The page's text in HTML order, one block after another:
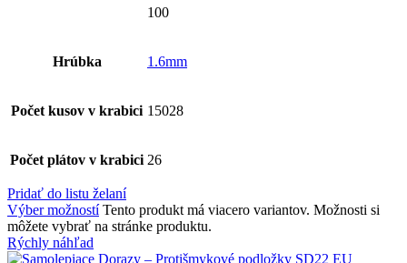
100
Hrúbka 1.6mm
Počet kusov v krabici 15028
Počet plátov v krabici 26
Pridať do listu želaní
Výber možností Tento produkt má viacero variantov. Možnosti si
môžete vybrať na stránke produktu.
Rýchly náhľad